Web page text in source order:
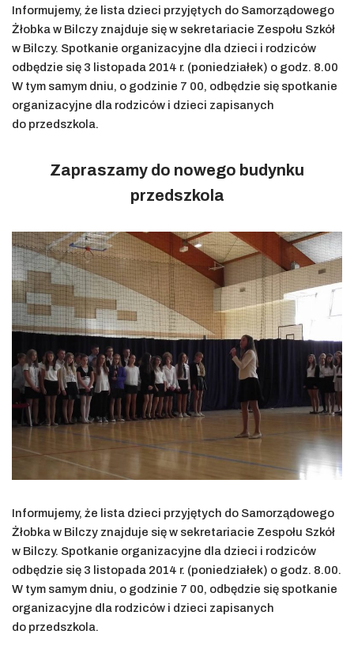
Informujemy, że lista dzieci przyjętych do Samorządowego
Żłobka w Bilczy znajduje się w sekretariacie Zespołu Szkół
w Bilczy. Spotkanie organizacyjne dla dzieci i rodziców
odbędzie się 3 listopada 2014 r. (poniedziałek) o godz. 8.00
W tym samym dniu, o godzinie 7 00, odbędzie się spotkanie
organizacyjne dla rodziców i dzieci zapisanych
do przedszkola.
Zapraszamy do nowego budynku
przedszkola
Informujemy, że lista dzieci przyjętych do Samorządowego
Żłobka w Bilczy znajduje się w sekretariacie Zespołu Szkół
w Bilczy. Spotkanie organizacyjne dla dzieci i rodziców
odbędzie się 3 listopada 2014 r. (poniedziałek) o godz. 8.00.
W tym samym dniu, o godzinie 7 00, odbędzie się spotkanie
organizacyjne dla rodziców i dzieci zapisanych
do przedszkola.